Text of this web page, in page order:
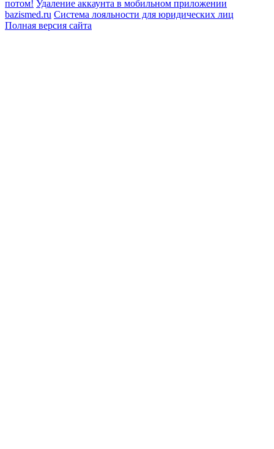
потом! Удаление аккаунта в мобильном приложении
bazismed.ru Система лояльности для юридических лиц
Полная версия сайта